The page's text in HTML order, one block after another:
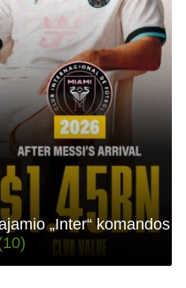
„Inter“ komandos